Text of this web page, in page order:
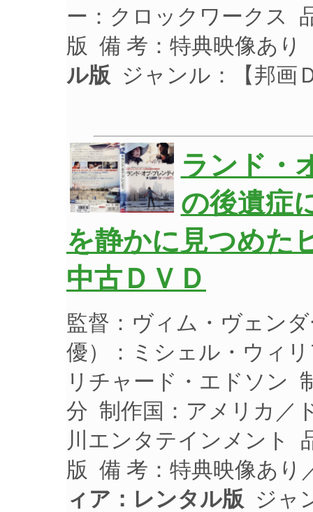
ー：クロックワークス
版 備 考：特典映像あり
ル版 ジャンル：【邦画
ランド・
の後遺症
を静かに見つめた
中古ＤＶＤ
監督：ヴィム・ヴェン
優）：ミシェル・ウィ
リチャード・エドソン
分 制作国：アメリカ／
川エンタテインメント
版 備 考：特典映像あり
ィア：レンタル版 ジャ